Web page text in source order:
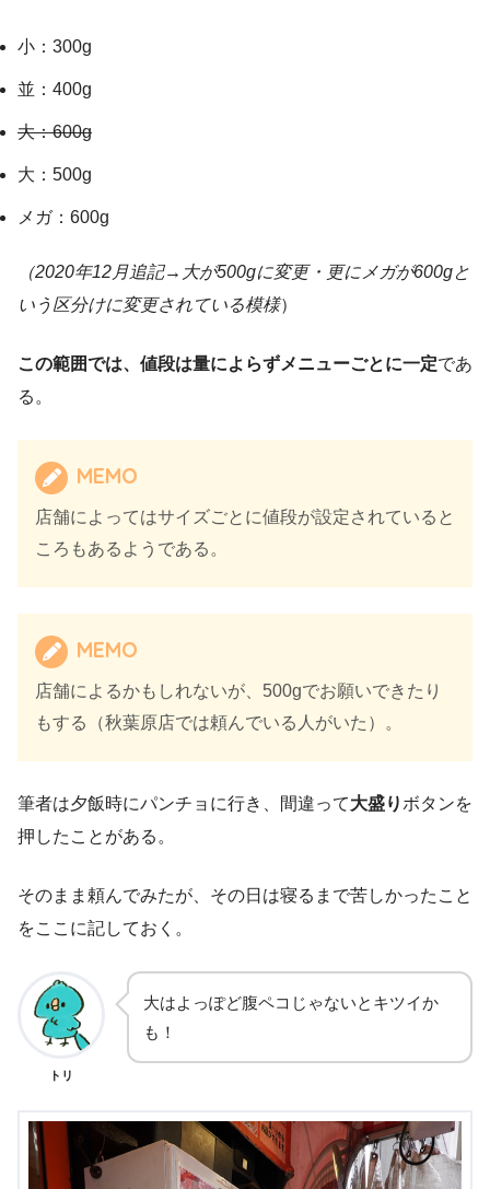
小：300g
並：400g
大：600g
大：500g
メガ：600g
（2020年12月追記→大が500gに変更・更にメガが600gと
いう区分けに変更されている模様）
この範囲では、値段は量によらずメニューごとに一定であ
る。
MEMO
店舗によってはサイズごとに値段が設定されていると
ころもあるようである。
MEMO
店舗によるかもしれないが、500gでお願いできたり
もする（秋葉原店では頼んでいる人がいた）。
筆者は夕飯時にパンチョに行き、間違って大盛り ボタンを
押したことがある。
そのまま頼んでみたが、その日は寝るまで苦しかったこと
をここに記しておく。
トリ
大はよっぽど腹ペコじゃないとキツイか
も！